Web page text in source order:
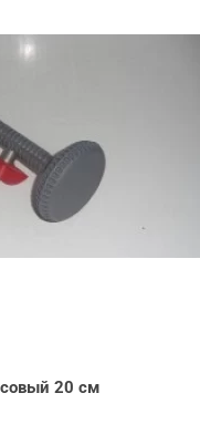
20 см